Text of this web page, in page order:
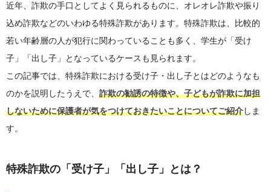
近年、詐欺の手口としてよく見られるものに、オレオレ詐欺や振り
込め詐欺などのいわゆる特殊詐欺があります。特殊詐欺は、比較的
若い年齢層の人が犯行に関わっていることも多く、学生が「受け
子」「出し子」となっているケースも見られます。
この記事では、特殊詐欺における受け子・出し子とはどのようなも
のかを説明したうえで、 詐欺の勧誘の特徴や、子どもが詐欺に加担
しないために保護者が気をつけておきたいことについてご紹介しま
す。
特殊詐欺の「受け子」「出し子」とは？